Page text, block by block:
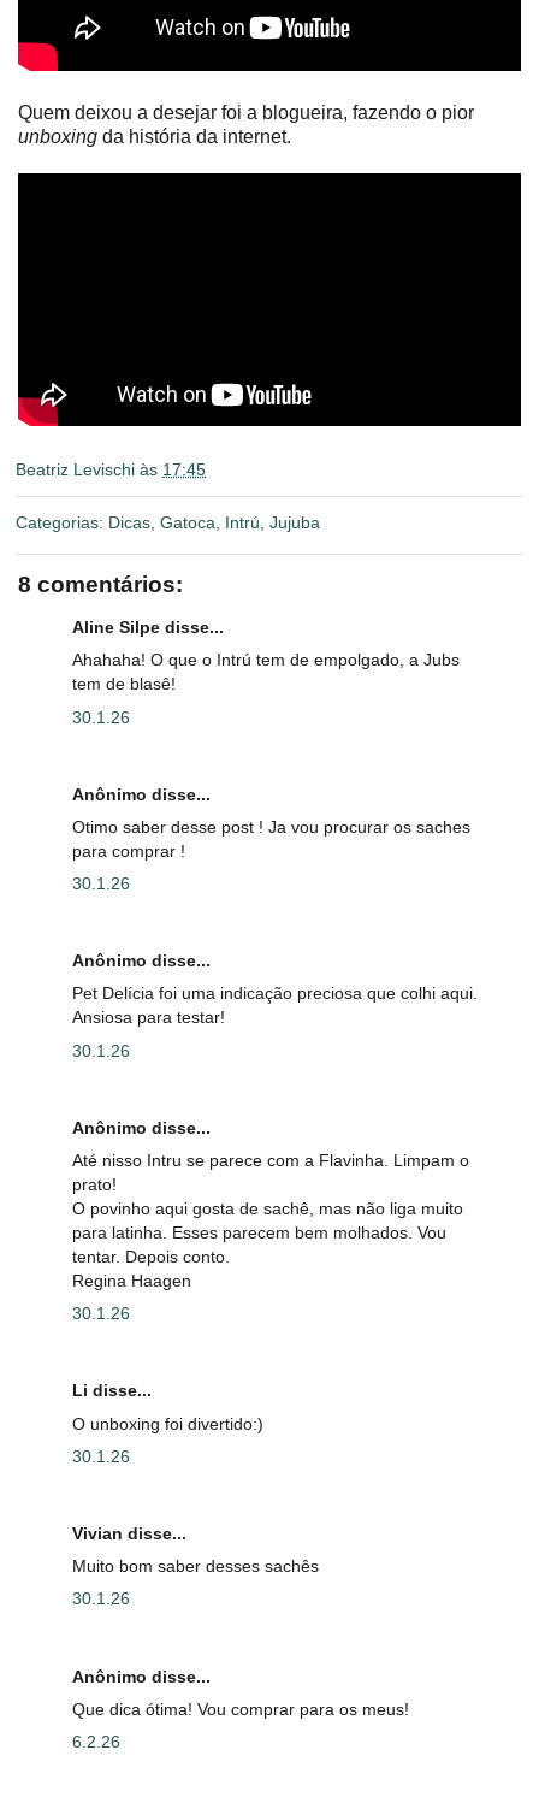
Quem deixou a desejar foi a blogueira, fazendo o pior
unboxing da história da internet.
Beatriz Levischi às 17:45
Categorias: Dicas Gatoca Intrú Jujuba
8 comentários:
Aline Silpe disse...
Ahahaha! O que o Intrú tem de empolgado, a Jubs
tem de blasê!
30.1.26
Anônimo disse...
Otimo saber desse post ! Ja vou procurar os saches
para comprar !
30.1.26
Anônimo disse...
Pet Delícia foi uma indicação preciosa que colhi aqui.
Ansiosa para testar!
30.1.26
Anônimo disse...
Até nisso Intru se parece com a Flavinha. Limpam o
prato!
O povinho aqui gosta de sachê, mas não liga muito
para latinha. Esses parecem bem molhados. Vou
tentar. Depois conto.
Regina Haagen
30.1.26
Li disse...
O unboxing foi divertido:)
30.1.26
Vivian disse...
Muito bom saber desses sachês
30.1.26
Anônimo disse...
Que dica ótima! Vou comprar para os meus!
6.2.26